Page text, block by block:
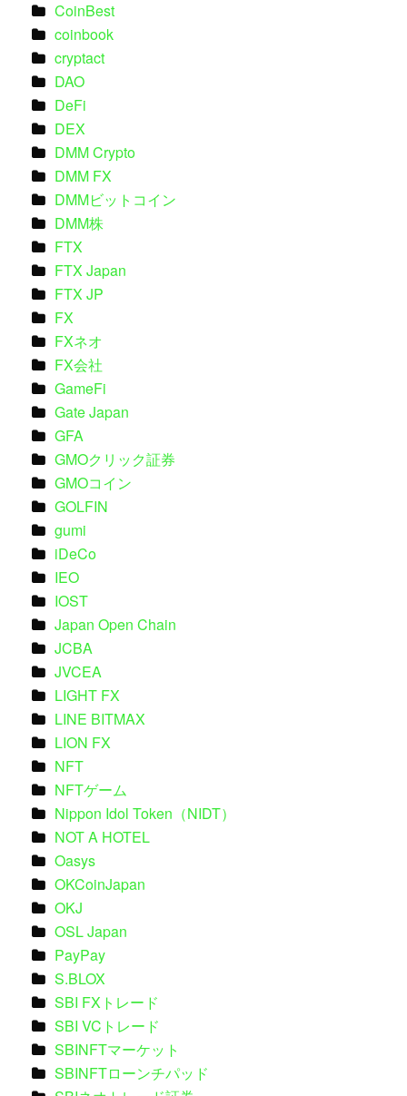
CoinBest
coinbook
cryptact
DAO
DeFi
DEX
DMM Crypto
DMM FX
DMMビットコイン
DMM株
FTX
FTX Japan
FTX JP
FX
FXネオ
FX会社
GameFi
Gate Japan
GFA
GMOクリック証券
GMOコイン
GOLFIN
gumi
iDeCo
IEO
IOST
Japan Open Chain
JCBA
JVCEA
LIGHT FX
LINE BITMAX
LION FX
NFT
NFTゲーム
Nippon Idol Token（NIDT）
NOT A HOTEL
Oasys
OKCoinJapan
OKJ
OSL Japan
PayPay
S.BLOX
SBI FXトレード
SBI VCトレード
SBINFTマーケット
SBINFTローンチパッド